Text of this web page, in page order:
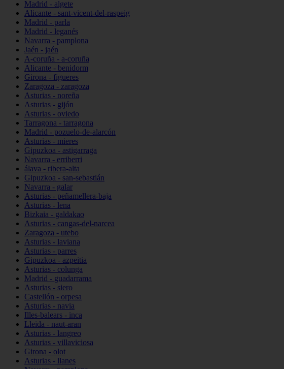
Madrid - algete
Alicante - sant-vicent-del-raspeig
Madrid - parla
Madrid - leganés
Navarra - pamplona
Jaén - jaén
A-coruña - a-coruña
Alicante - benidorm
Girona - figueres
Zaragoza - zaragoza
Asturias - noreña
Asturias - gijón
Asturias - oviedo
Tarragona - tarragona
Madrid - pozuelo-de-alarcón
Asturias - mieres
Gipuzkoa - astigarraga
Navarra - erriberri
álava - ribera-alta
Gipuzkoa - san-sebastián
Navarra - galar
Asturias - peñamellera-baja
Asturias - lena
Bizkaia - galdakao
Asturias - cangas-del-narcea
Zaragoza - utebo
Asturias - laviana
Asturias - parres
Gipuzkoa - azpeitia
Asturias - colunga
Madrid - guadarrama
Asturias - siero
Castellón - orpesa
Asturias - navia
Illes-balears - inca
Lleida - naut-aran
Asturias - langreo
Asturias - villaviciosa
Girona - olot
Asturias - llanes